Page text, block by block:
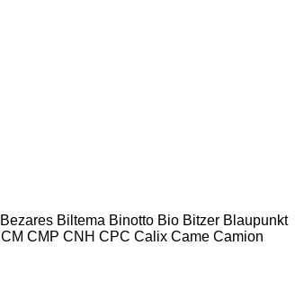
Bezares Biltema Binotto Bio Bitzer Blaupunkt
CM CMP CNH CPC Calix Came Camion